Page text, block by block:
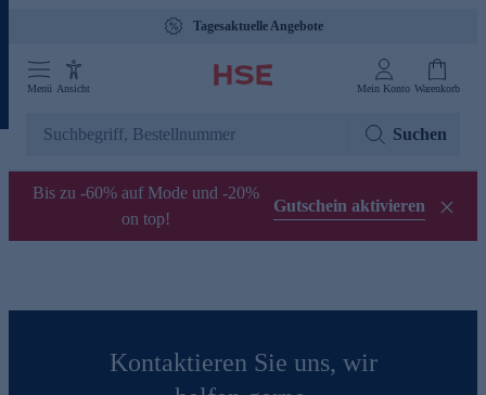
Tagesaktuelle Angebote
Menü Ansicht Mein Konto Warenkorb
Suchen
Bis zu -60% auf Mode und -20%
on top!
Gutschein aktivieren
Kontaktieren Sie uns, wir